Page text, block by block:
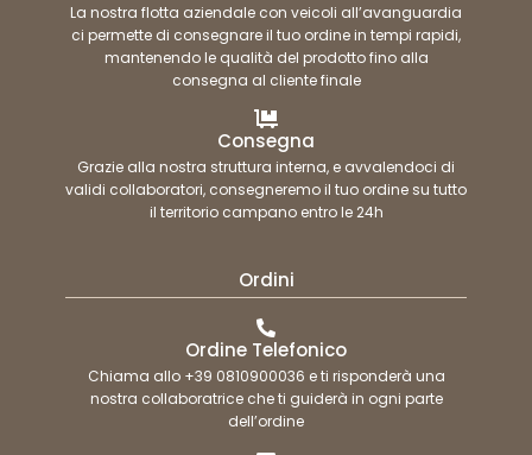
La nostra flotta aziendale con veicoli all’avanguardia
ci permette di consegnare il tuo ordine in tempi rapidi,
mantenendo le qualità del prodotto fino alla
consegna al cliente finale
Consegna
Grazie alla nostra struttura interna, e avvalendoci di
validi collaboratori, consegneremo il tuo ordine su tutto
il territorio campano entro le 24h
Ordini
Ordine Telefonico
Chiama allo +39 0810900036 e ti risponderà una
nostra collaboratrice che ti guiderà in ogni parte
dell’ordine